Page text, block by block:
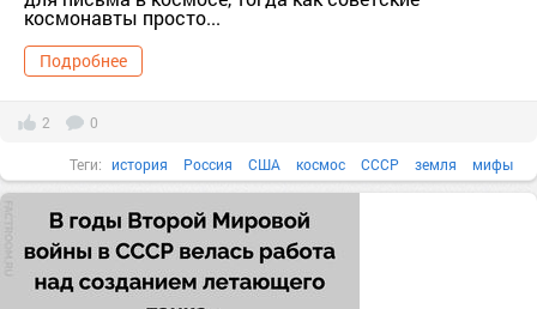
космонавты просто...
Подробнее
2 0
Теги: история Россия США космос СССР земля мифы